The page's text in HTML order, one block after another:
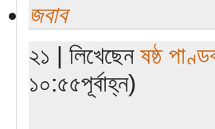
জবাব
২১ | লিখেছেন ষষ্ঠ
১০:৫৫পূর্বাহ্ন)